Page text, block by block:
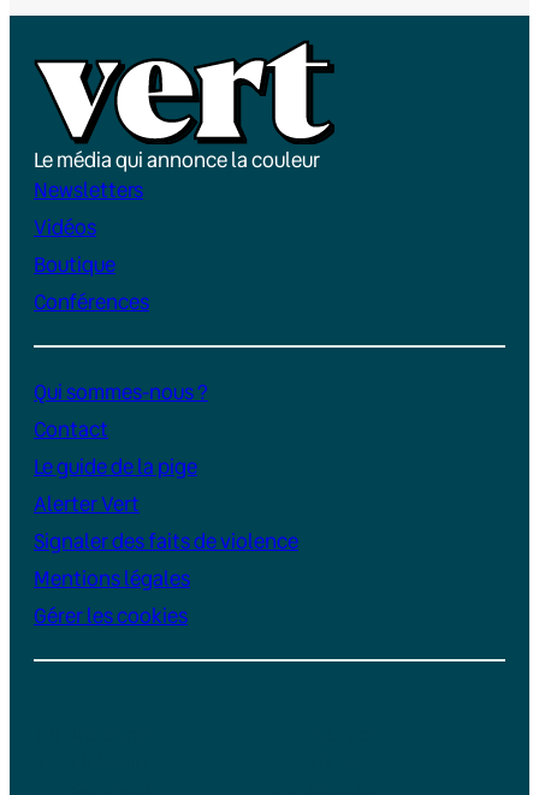
Le média qui annonce la couleur
Newsletters
Vidéos
Boutique
Conférences
Qui sommes-nous ?
Contact
Le guide de la pige
Alerter Vert
Signaler des faits de violence
Mentions légales
Gérer les cookies